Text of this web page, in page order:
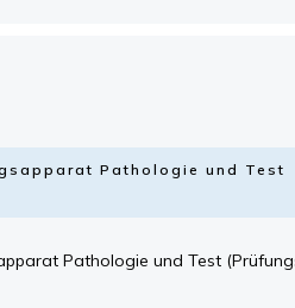
Pathologie und Test
Pathologie und Test